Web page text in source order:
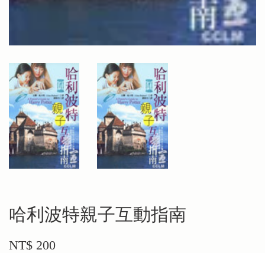
哈利波特親子互動指南
NT$ 200